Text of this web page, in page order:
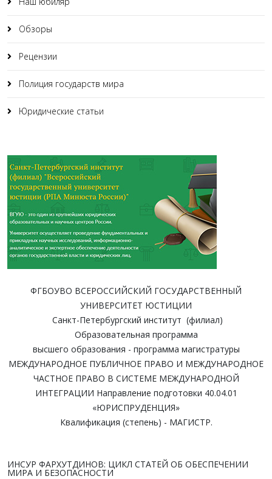
Обзоры
Рецензии
Полиция государств мира
Юридические статьи
ФГБОУВО ВСЕРОССИЙСКИЙ ГОСУДАРСТВЕННЫЙ
УНИВЕРСИТЕТ ЮСТИЦИИ
Санкт-Петербургский институт (филиал)
Образовательная программа
высшего образования - программа магистратуры
МЕЖДУНАРОДНОЕ ПУБЛИЧНОЕ ПРАВО И МЕЖДУНАРОДНОЕ
ЧАСТНОЕ ПРАВО В СИСТЕМЕ МЕЖДУНАРОДНОЙ
ИНТЕГРАЦИИ Направление подготовки 40.04.01
«ЮРИСПРУДЕНЦИЯ»
Квалификация (степень) - МАГИСТР.
ИНСУР ФАРХУТДИНОВ: ЦИКЛ СТАТЕЙ ОБ ОБЕСПЕЧЕНИИ
МИРА И БЕЗОПАСНОСТИ